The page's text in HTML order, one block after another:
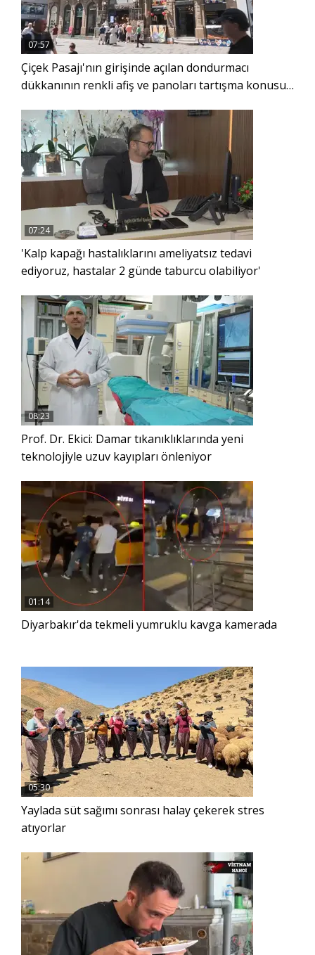
07:57
Çiçek Pasajı'nın girişinde açılan dondurmacı
dükkanının renkli afiş ve panoları tartışma konusu
07:24
'Kalp kapağı hastalıklarını ameliyatsız tedavi
ediyoruz, hastalar 2 günde taburcu olabiliyor'
08:23
Prof. Dr. Ekici: Damar tıkanıklıklarında yeni
teknolojiyle uzuv kayıpları önleniyor
01:14
Diyarbakır'da tekmeli yumruklu kavga kamerada
05:30
Yaylada süt sağımı sonrası halay çekerek stres
atıyorlar